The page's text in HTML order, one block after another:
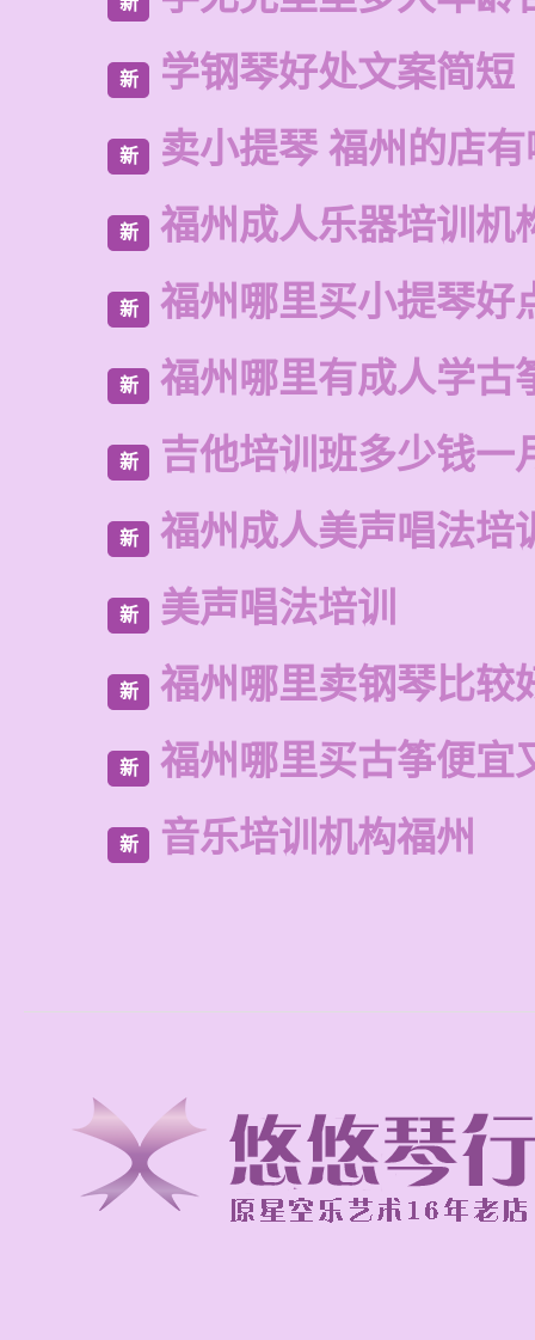
新 学钢琴好处文案简短
新 卖小提琴 福州的店
新 福州成人乐器培训机
新 福州哪里买小提琴好
新 福州哪里有成人学古
新 吉他培训班多少钱一
新 福州成人美声唱法培
新 美声唱法培训
新 福州哪里卖钢琴比较
新 福州哪里买古筝便宜
新 音乐培训机构福州